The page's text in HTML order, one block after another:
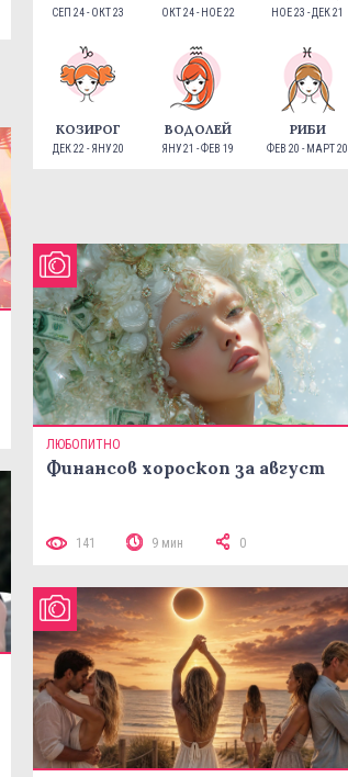
СЕП 24 - ОКТ 23 ОКТ 24 - НОЕ 22 НОЕ 23 - ДЕК 21
КОЗИРОГ
ДЕК 22 - ЯНУ 20
ВОДОЛЕЙ
ЯНУ 21 - ФЕВ 19
РИБИ
ФЕВ 20 - МАРТ 20
ЛЮБОПИТНО
Финансов хороскоп за август
141 9 мин 0